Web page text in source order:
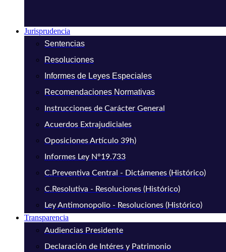
Jurisprudencia
Sentencias
Resoluciones
Informes de Leyes Especiales
Recomendaciones Normativas
Instrucciones de Carácter General
Acuerdos Extrajudiciales
Oposiciones Artículo 39h)
Informes Ley N°19.733
C.Preventiva Central - Dictámenes (Histórico)
C.Resolutiva - Resoluciones (Histórico)
Ley Antimonopolio - Resoluciones (Histórico)
Transparencia
Audiencias Presidente
Declaración de Intéres y Patrimonio